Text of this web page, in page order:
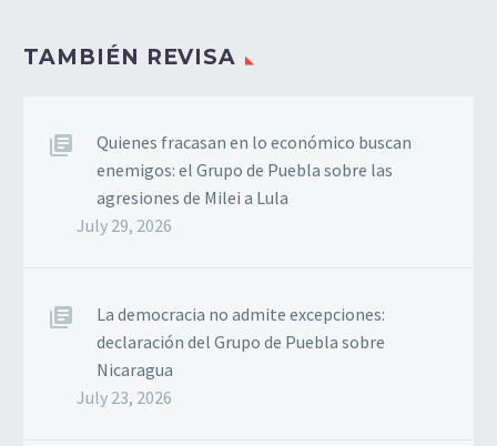
TAMBIÉN REVISA
Quienes fracasan en lo económico buscan
enemigos: el Grupo de Puebla sobre las
agresiones de Milei a Lula
July 29, 2026
La democracia no admite excepciones:
declaración del Grupo de Puebla sobre
Nicaragua
July 23, 2026